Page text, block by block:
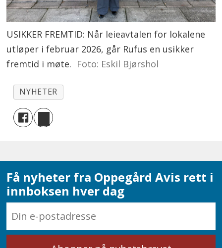
USIKKER FREMTID: Når leieavtalen for lokalene
utløper i februar 2026, går Rufus en usikker
fremtid i møte. Foto: Eskil Bjørshol
NYHETER
Få nyheter fra Oppegård Avis rett i
innboksen hver dag